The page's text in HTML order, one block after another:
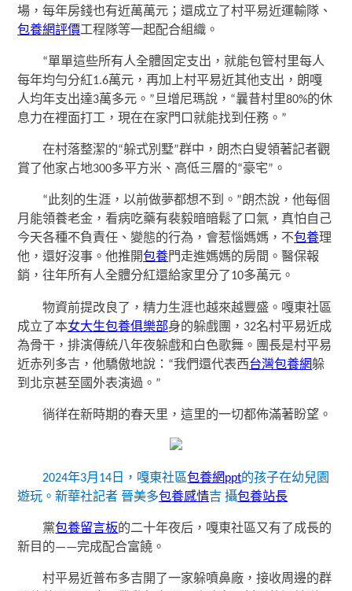
場，每年房錢也有近萬萬元；還成立了村平易近運輸隊、
包養網評價工程隊等一起配合組織。
“單單這些所有人全體固定支出，就能包管村里每人
每年均勻分紅1.6萬元，再加上村平易近其他支出，朗嘎
人均年支出達3萬多元。”旦增尼瑪說，“曩昔村里80%的休
息力在裡面打工，現在在家門口就能找到任務。”
在村落整潔的“躲式別墅”群中，朗杰白叟領著記者觀
賞了他家占地300多平方米、高低三層的“豪宅”。
“此刻的生涯，以前做夢都想不到。”朗杰說，他每個
月能領養老金，看病吃藥有裴毅暗暗鬆了口氣，真怕自己
今天各種不負責任、變態的行為，會惹惱媽媽，不包養理
他，還好沒事。他推開包養門走進媽媽的房間。醫保報
銷，往年所有人全體分紅還給家里分了10多萬元。
物資前提改良了，精力生涯也越來越豐盛。嘎東社區
成立了本女大生包養俱樂部身的躲戲團，32名村平易近成
為骨干，排演傳統八年夜躲戲和白色歌舞。團長是村平易
近赤列多吉，他驕傲地說：“我們還代表西台灣包養網躲
到北京甚至國外表演過。”
徜徉在新時期的春天里，這里的一切都佈滿著盼望。
2024年3月14日，嘎東社區包養網ppt的孩子在幼兒園
遊玩。新華社記者 晉美多包養感情吉 攝包養站長
黨包養留言板的二十年夜后，嘎東社區又有了成長的
新目的——完成配合富饒。
村平易近普布多吉開了一家躲噴鼻廠，接收周邊的群